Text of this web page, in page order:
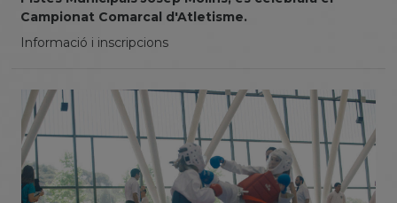
Campionat Comarcal d'Atletisme.
Informació i inscripcions